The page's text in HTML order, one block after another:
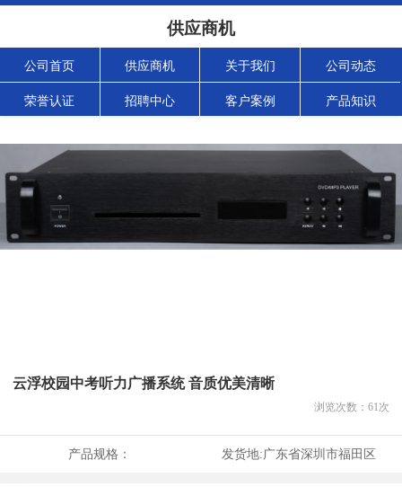
供应商机
公司首页 供应商机 关于我们 公司动态
荣誉认证 招聘中心 客户案例 产品知识
云浮校园中考听力广播系统 音质优美清晰
浏览次数： 61次
产品规格： 发货地:广东省深圳市福田区